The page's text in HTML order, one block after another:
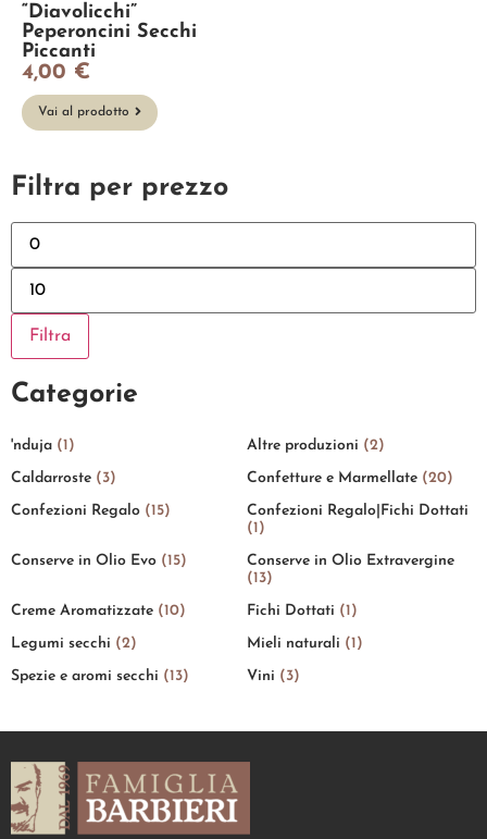
Filtra per prezzo
Filtra
Categorie
'nduja (1) Altre produzioni (2)
Caldarroste (3) Confetture e Marmellate (20)
Confezioni Regalo (15)
Confezioni Regalo|Fichi Dottati
(1)
Conserve in Olio Evo (15)
Conserve in Olio Extravergine
(13)
Creme Aromatizzate (10) Fichi Dottati (1)
Legumi secchi (2) Mieli naturali (1)
Spezie e aromi secchi (13) Vini (3)
“Diavolicchi”
Peperoncini Secchi
Piccanti
4,00 €
Vai al prodotto